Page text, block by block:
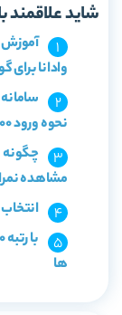
شاید علاقمند
آموزش
وادانا
نحوه ورود 1400
مشاهده
انتخاب
ها